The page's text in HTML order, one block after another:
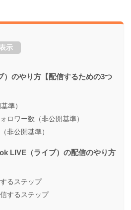
示
）のやり方【配信するための3つ
準）
ロワー数（非公開基準）
非公開基準）
LIVE（ライブ）の配信のやり方
るステップ
するステップ